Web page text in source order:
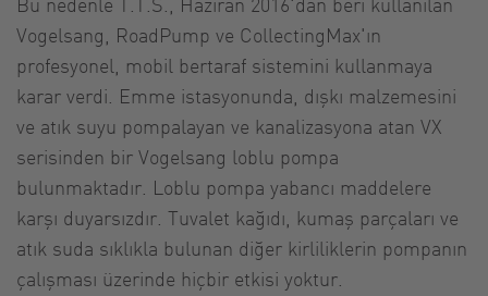
Vogelsang, RoadPump ve CollectingMax'ın
profesyonel, mobil bertaraf sistemini kullanmaya
karar verdi. Emme istasyonunda, dışkı malzemesini
ve atık suyu pompalayan ve kanalizasyona atan VX
serisinden bir Vogelsang loblu pompa
bulunmaktadır. Loblu pompa yabancı maddelere
karşı duyarsızdır. Tuvalet kağıdı, kumaş parçaları ve
atık suda sıklıkla bulunan diğer kirliliklerin pompanın
çalışması üzerinde hiçbir etkisi yoktur.